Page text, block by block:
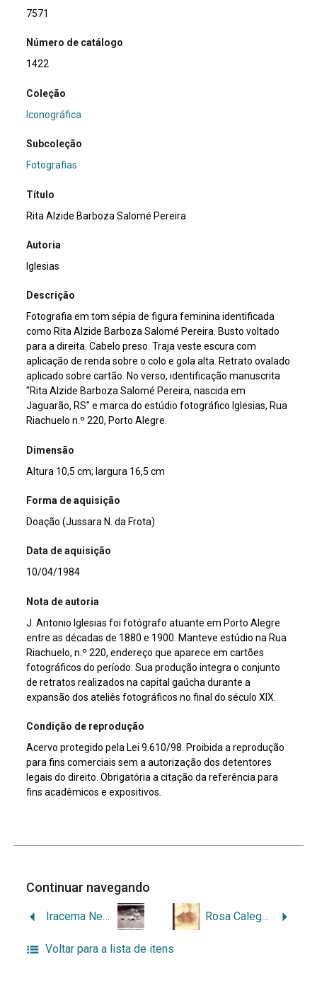
7571
Número de catálogo
1422
Coleção
Iconográfica
Subcoleção
Fotografias
Título
Rita Alzide Barboza Salomé Pereira
Autoria
Iglesias
Descrição
Fotografia em tom sépia de figura feminina identificada
como Rita Alzide Barboza Salomé Pereira. Busto voltado
para a direita. Cabelo preso. Traja veste escura com
aplicação de renda sobre o colo e gola alta. Retrato ovalado
aplicado sobre cartão. No verso, identificação manuscrita
"Rita Alzide Barboza Salomé Pereira, nascida em
Jaguarão, RS" e marca do estúdio fotográfico Iglesias, Rua
Riachuelo n.º 220, Porto Alegre.
Dimensão
Altura 10,5 cm; largura 16,5 cm
Forma de aquisição
Doação (Jussara N. da Frota)
Data de aquisição
10/04/1984
Nota de autoria
J. Antonio Iglesias foi fotógrafo atuante em Porto Alegre
entre as décadas de 1880 e 1900. Manteve estúdio na Rua
Riachuelo, n.º 220, endereço que aparece em cartões
fotográficos do período. Sua produção integra o conjunto
de retratos realizados na capital gaúcha durante a
expansão dos ateliês fotográficos no final do século XIX.
Condição de reprodução
Acervo protegido pela Lei 9.610/98. Proibida a reprodução
para fins comerciais sem a autorização dos detentores
legais do direito. Obrigatória a citação da referência para
fins acadêmicos e expositivos.
Continuar navegando
Iracema Neves da Fontoura Rosa Calegari
Voltar para a lista de itens